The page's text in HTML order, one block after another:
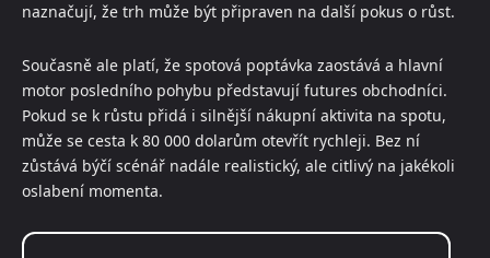
naznačují, že trh může být připraven na další pokus o růst.
Současně ale platí, že spotová poptávka zaostává a hlavní
motor posledního pohybu představují futures obchodníci.
Pokud se k růstu přidá i silnější nákupní aktivita na spotu,
může se cesta k 80 000 dolarům otevřít rychleji. Bez ní
zůstává býčí scénář nadále realistický, ale citlivý na jakékoli
oslabení momenta.